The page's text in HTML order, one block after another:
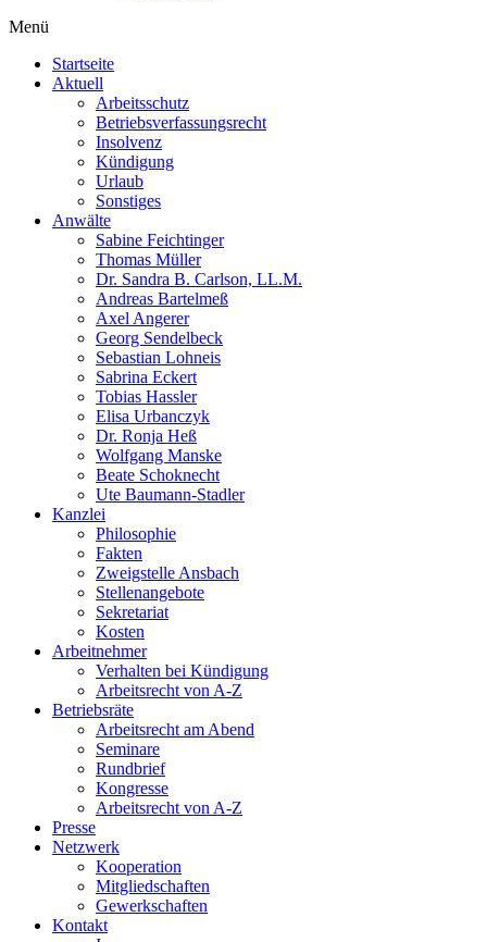
Menü
Startseite
Aktuell
Arbeitsschutz
Betriebsverfassungsrecht
Insolvenz
Kündigung
Urlaub
Sonstiges
Anwälte
Sabine Feichtinger
Thomas Müller
Dr. Sandra B. Carlson, LL.M.
Andreas Bartelmeß
Axel Angerer
Georg Sendelbeck
Sebastian Lohneis
Sabrina Eckert
Tobias Hassler
Elisa Urbanczyk
Dr. Ronja Heß
Wolfgang Manske
Beate Schoknecht
Ute Baumann-Stadler
Kanzlei
Philosophie
Fakten
Zweigstelle Ansbach
Stellenangebote
Sekretariat
Kosten
Arbeitnehmer
Verhalten bei Kündigung
Arbeitsrecht von A-Z
Betriebsräte
Arbeitsrecht am Abend
Seminare
Rundbrief
Kongresse
Arbeitsrecht von A-Z
Presse
Netzwerk
Kooperation
Mitgliedschaften
Gewerkschaften
Kontakt